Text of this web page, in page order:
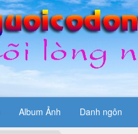
Album Ảnh Danh ngôn